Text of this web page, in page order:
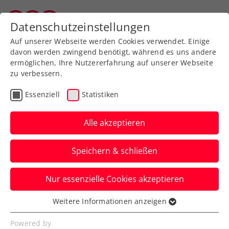
Zum Turnierkalender
ÖTV Kids Kinder Trophy Kat.
1 presented by Drei (U9/U10
Boys & Girls)
10.04.2026
Datenschutzeinstellungen
Auf unserer Webseite werden Cookies verwendet. Einige
davon werden zwingend benötigt, während es uns andere
ermöglichen, Ihre Nutzererfahrung auf unserer Webseite
zu verbessern.
Essenziell Statistiken
Alle akzeptieren
Speichern & schließen
Nur essenzielle Cookies akzeptieren
Essenziell
Essenzielle Cookies werden für grundlegende
Weitere Informationen anzeigen
Powered by